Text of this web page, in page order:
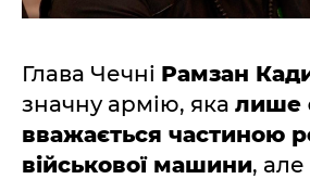
Глава Чечні Рамзан
значну армію, яка лише
вважається частиною
військової машини, але